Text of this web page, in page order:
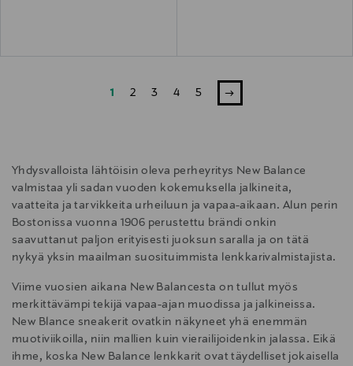
1 2 3 4 5
Yhdysvalloista lähtöisin oleva perheyritys New Balance
valmistaa yli sadan vuoden kokemuksella jalkineita,
vaatteita ja tarvikkeita urheiluun ja vapaa-aikaan. Alun perin
Bostonissa vuonna 1906 perustettu brändi onkin
saavuttanut paljon erityisesti juoksun saralla ja on tätä
nykyä yksin maailman suosituimmista lenkkarivalmistajista.
Viime vuosien aikana New Balancesta on tullut myös
merkittävämpi tekijä vapaa-ajan muodissa ja jalkineissa.
New Blance sneakerit ovatkin näkyneet yhä enemmän
muotiviikoilla, niin mallien kuin vierailijoidenkin jalassa. Eikä
ihme, koska New Balance lenkkarit ovat täydelliset jokaisella